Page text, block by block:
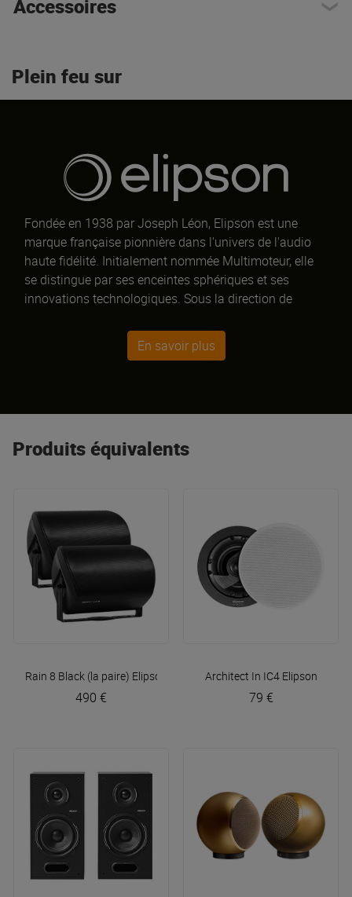
Accessoires
Plein feu sur
Fondée en 1938 par Joseph Léon, Elipson est une
marque française pionnière dans l'univers de l'audio
haute fidélité. Initialement nommée Multimoteur, elle
se distingue par ses enceintes sphériques et ses
innovations technologiques. Sous la direction de
design avant-gardiste et performance sonore. Parmi
ses créations phares figurent les enceintes Planet et la
En savoir plus
Produits équivalents
Rain 8 Black (la paire) Elipson
490 €
Architect In IC4 Elipson
79 €